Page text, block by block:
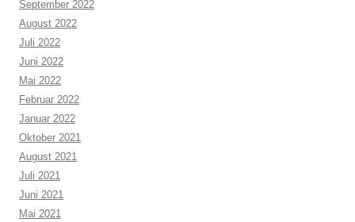
September 2022
August 2022
Juli 2022
Juni 2022
Mai 2022
Februar 2022
Januar 2022
Oktober 2021
August 2021
Juli 2021
Juni 2021
Mai 2021